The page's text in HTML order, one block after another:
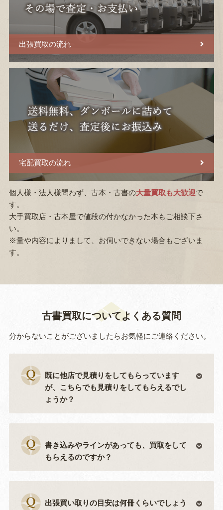
出張買取の流れ
宅配買取の流れ
個人様・法人様問わず、古本・古書の大量買取も大歓迎で
す。
大手買取店・古本屋で値段の付かなかった本もご相談下さ
い。
※量や内容によりまして、お伺いできない場合もございま
す。
古書買取についてよくある質問
分からないことがございましたらお気軽にご連絡ください。
既に他店で見積りをしてもらっています
が、こちらでも見積りをしてもらえるでし
ょうか？
書き込みやラインがあっても、買取をして
もらえるのですか？
出張買い取りの目安は何冊くらいでしょう